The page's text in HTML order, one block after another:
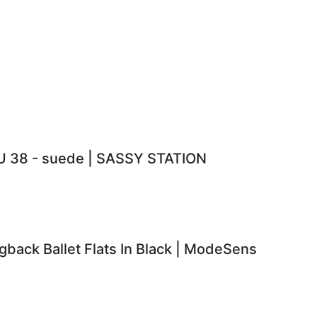
- suede | SASSY STATION
Ballet Flats In Black | ModeSens